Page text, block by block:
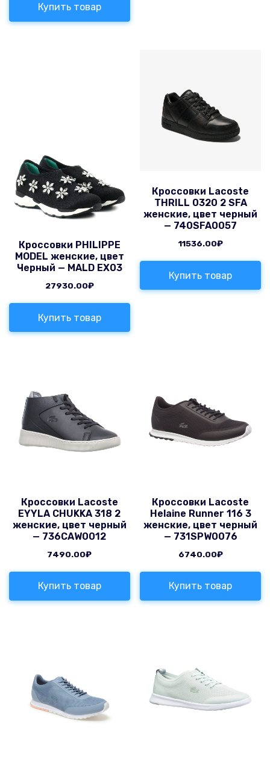
Купить товар
Кроссовки PHILIPPE
MODEL женские, цвет
Черный — MALD EX03
27930.00₽
Купить товар
Кроссовки Lacoste
THRILL 0320 2 SFA
женские, цвет черный
— 740SFA0057
11536.00₽
Купить товар
Кроссовки Lacoste
EYYLA CHUKKA 318 2
женские, цвет черный
— 736CAW0012
7490.00₽
Купить товар
Кроссовки Lacoste
Helaine Runner 116 3
женские, цвет черный
— 731SPW0076
6740.00₽
Купить товар